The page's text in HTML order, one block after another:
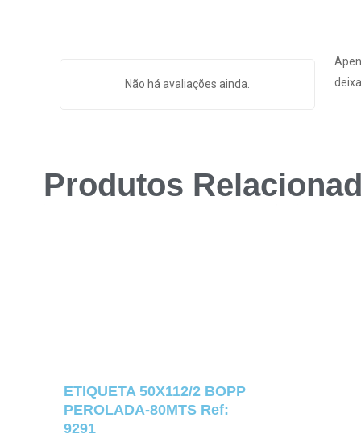
Não há avaliações ainda.
Produtos
ETIQUETA 50X112/2 BOPP
PEROLADA-80MTS Ref:
9291